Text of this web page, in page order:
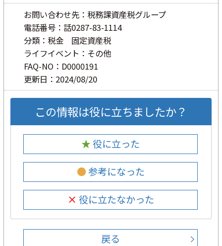
お問い合わせ先：税務課資産税グループ
電話番号：話0287-83-1114
分類：税金 固定資産税
ライフイベント：その他
FAQ-NO：D0000191
更新日：2024/08/20
この情報は役に立ちましたか？
★ 役に立った
● 参考になった
× 役に立たなかった
戻る